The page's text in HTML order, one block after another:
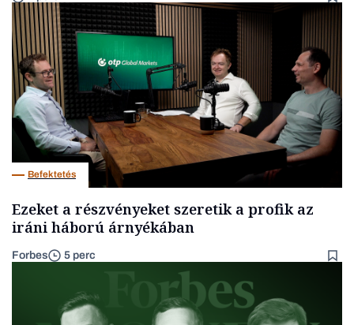
Befektetés
Ezeket a részvényeket szeretik a profik az
iráni háború árnyékában
Forbes 5 perc